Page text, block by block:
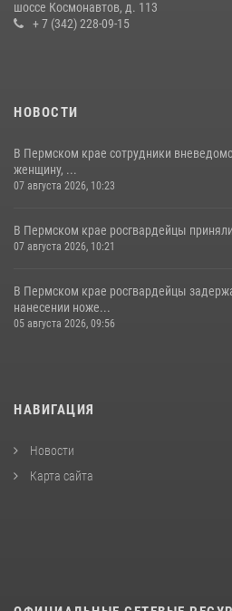
шоссе Космонавтов, д. 113
+ 7 (342) 228-09-15
НОВОСТИ
В Пермском крае сотрудники
женщину, ...
07 августа 2026, 10:23
В Пермском крае росгвардейцы
07 августа 2026, 10:21
В Пермском крае росгвардейцы
нанесении ноже...
05 августа 2026, 09:56
НАВИГАЦИЯ
Новости
Карта сайта